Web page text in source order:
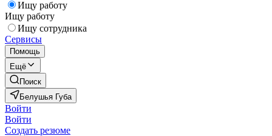
Ищу работу
Ищу работу
Ищу сотрудника
Сервисы
Помощь
Ещё
Поиск
Белушья Губа
Войти
Войти
Создать резюме